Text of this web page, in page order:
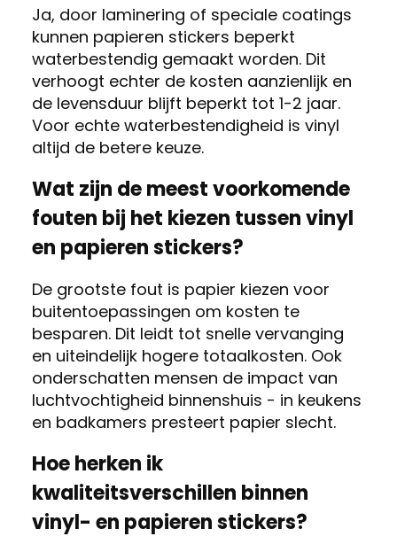
Ja, door laminering of speciale coatings
kunnen papieren stickers beperkt
waterbestendig gemaakt worden. Dit
verhoogt echter de kosten aanzienlijk en
de levensduur blijft beperkt tot 1-2 jaar.
Voor echte waterbestendigheid is vinyl
altijd de betere keuze.
Wat zijn de meest voorkomende
fouten bij het kiezen tussen vinyl
en papieren stickers?
De grootste fout is papier kiezen voor
buitentoepassingen om kosten te
besparen. Dit leidt tot snelle vervanging
en uiteindelijk hogere totaalkosten. Ook
onderschatten mensen de impact van
luchtvochtigheid binnenshuis - in keukens
en badkamers presteert papier slecht.
Hoe herken ik
kwaliteitsverschillen binnen
vinyl- en papieren stickers?